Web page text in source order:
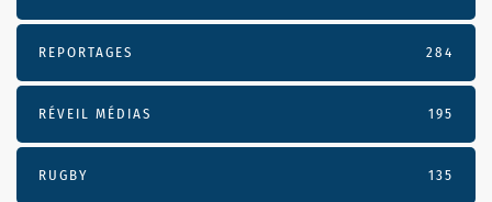
REPORTAGES 284
RÉVEIL MÉDIAS 195
RUGBY 135